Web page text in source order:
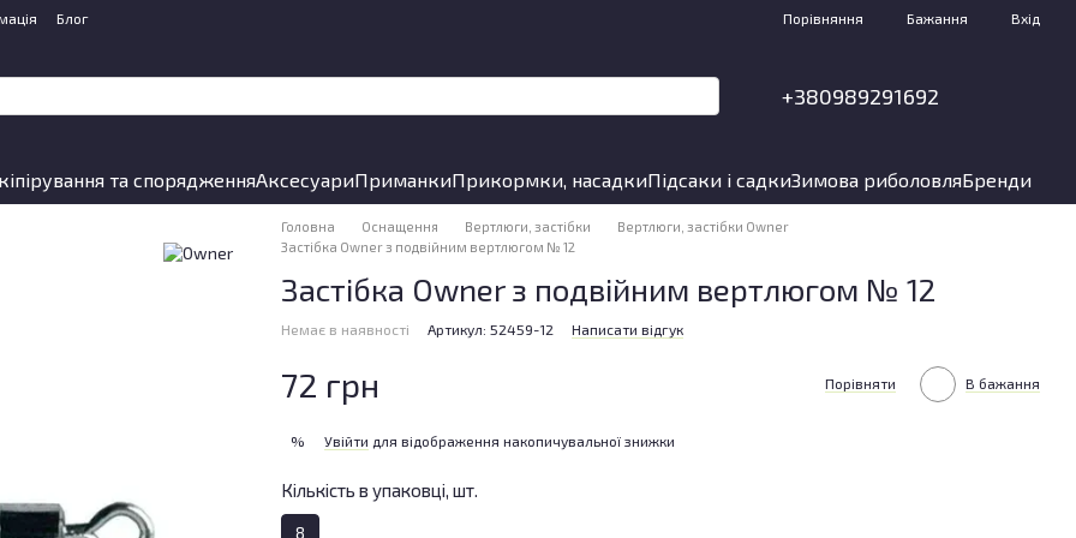
Блог Порівняння Бажання Вхід
+380989291692
та спорядженняАксесуариПриманкиПрикормки, насадкиПідсаки і садкиЗимова риболовляБренди
Головна Оснащення Вертлюги, застібки
Вертлюги, застібки Owner
Застібка Owner з подвійним вертлюгом № 12
Застібка Owner з подвійним вертлюгом № 12
Немає в наявності Артикул: 52459-12 Написати відгук
72 грн Порівняти В бажання
% Увійти для відображення накопичувальної знижки
Кількість в упаковці, шт.
8